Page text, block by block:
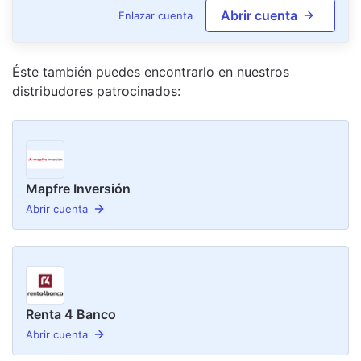
Enlazar cuenta Abrir cuenta
Éste también puedes encontrarlo en nuestros
distribudores patrocinados:
Mapfre Inversión
Abrir cuenta
Renta 4 Banco
Abrir cuenta